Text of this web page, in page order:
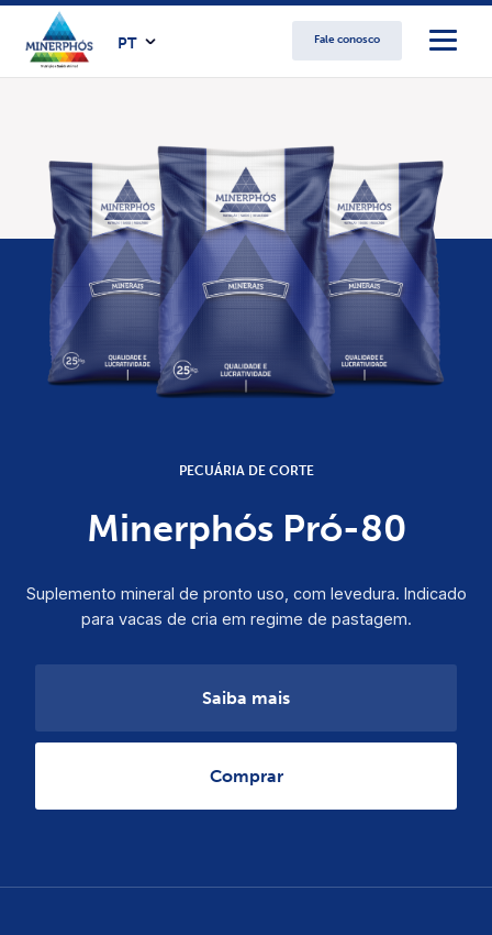
Fale conosco
PT
PECUÁRIA DE CORTE
Minerphós Pró-80
Suplemento mineral de pronto uso, com levedura. Indicado
para vacas de cria em regime de pastagem.
Saiba mais
Comprar